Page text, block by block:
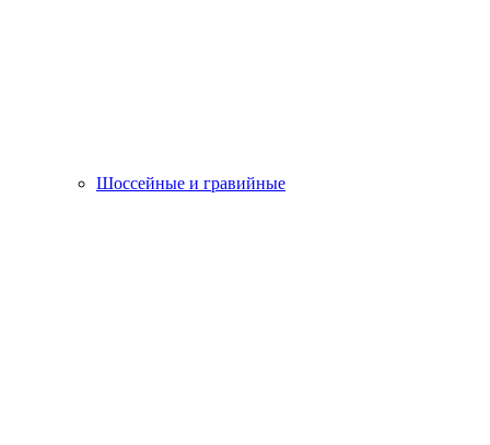
Шоссейные и гравийные